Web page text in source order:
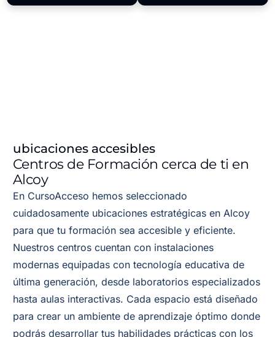
ubicaciones accesibles
Centros de Formación cerca de ti en
Alcoy
En CursoAcceso hemos seleccionado
cuidadosamente ubicaciones estratégicas en Alcoy
para que tu formación sea accesible y eficiente.
Nuestros centros cuentan con instalaciones
modernas equipadas con tecnología educativa de
última generación, desde laboratorios especializados
hasta aulas interactivas. Cada espacio está diseñado
para crear un ambiente de aprendizaje óptimo donde
podrás desarrollar tus habilidades prácticas con los